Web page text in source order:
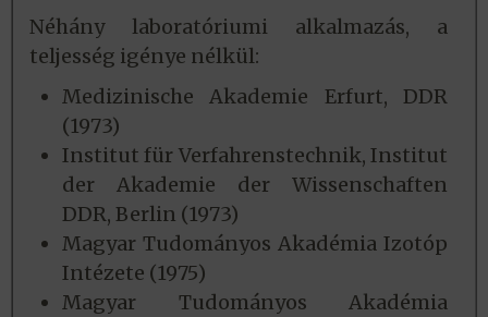
Néhány laboratóriumi alkalmazás, a
teljesség igénye nélkül:
Medizinische Akademie Erfurt, DDR
(1973)
Institut für Verfahrenstechnik, Institut
der Akademie der Wissenschaften
DDR, Berlin (1973)
Magyar Tudományos Akadémia Izotóp
Intézete (1975)
Magyar Tudományos Akadémia